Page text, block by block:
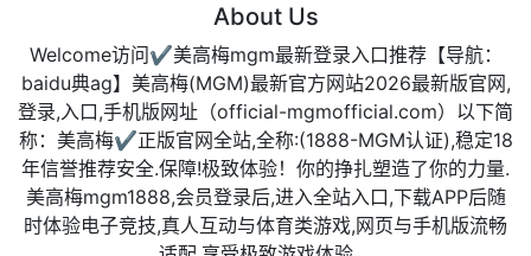
About Us
Welcome访问✔美高梅mgm最新登录入口推荐【导航：
baidu典ag】美高梅(MGM)最新官方网站2026最新版官网,
登录,入口,手机版网址（official-mgmofficial.com）以下简
称：美高梅✔正版官网全站,全称:(1888-MGM认证),稳定18
年信誉推荐安全.保障!极致体验！你的挣扎塑造了你的力量.
美高梅mgm1888,会员登录后,进入全站入口,下载APP后随
时体验电子竞技,真人互动与体育类游戏,网页与手机版流畅